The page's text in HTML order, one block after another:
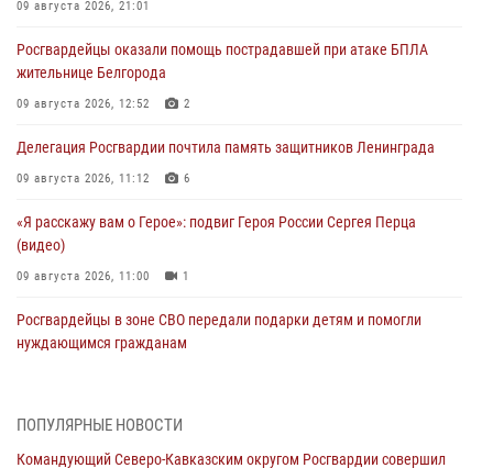
09 августа 2026, 21:01
Росгвардейцы оказали помощь пострадавшей при атаке БПЛА
жительнице Белгорода
09 августа 2026, 12:52 2
Делегация Росгвардии почтила память защитников Ленинграда
09 августа 2026, 11:12 6
«Я расскажу вам о Герое»: подвиг Героя России Сергея Перца
(видео)
09 августа 2026, 11:00 1
Росгвардейцы в зоне СВО передали подарки детям и помогли
нуждающимся гражданам
В Чеченской Республике пожарные расчеты Росгвардии и МЧС
ПОПУЛЯРНЫЕ НОВОСТИ
Командующий Северо-Кавказским округом Росгвардии совершил